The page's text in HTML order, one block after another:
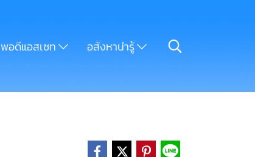
พอดีแอสเซท อสังหาน่ารู้